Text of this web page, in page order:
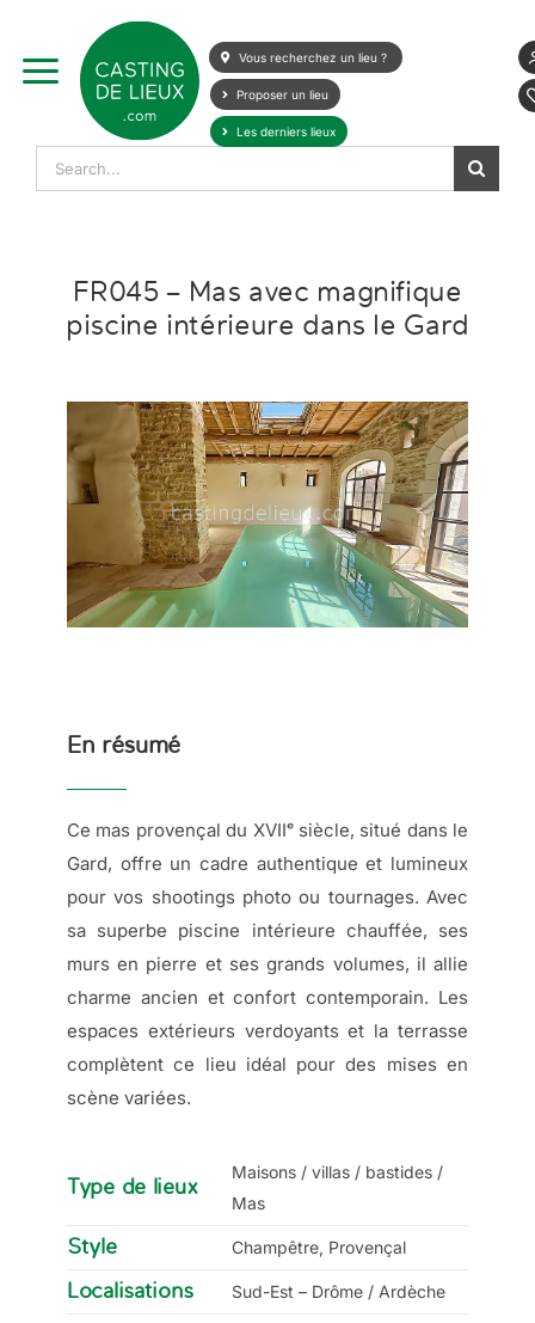
content
Vous recherchez un lieu ?
Proposer un lieu
Les derniers lieux
Search
for:
FR045 – Mas avec magnifique
piscine intérieure dans le Gard
En résumé
Ce mas provençal du XVIIᵉ siècle, situé dans le
Gard, offre un cadre authentique et lumineux
pour vos shootings photo ou tournages. Avec
sa superbe piscine intérieure chauffée, ses
murs en pierre et ses grands volumes, il allie
charme ancien et confort contemporain. Les
espaces extérieurs verdoyants et la terrasse
complètent ce lieu idéal pour des mises en
scène variées.
Type de lieux
Maisons / villas / bastides /
Mas
Style Champêtre, Provençal
Localisations Sud-Est – Drôme / Ardèche